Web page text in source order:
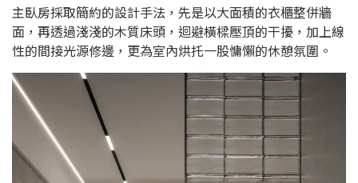
主臥房採取簡約的設計手法，先是以大面積的衣櫃整併牆
面，再透過淺淺的木質床頭，迴避橫樑壓頂的干擾，加上線
性的間接光源修邊，更為室內烘托一股慵懶的休憩氛圍。